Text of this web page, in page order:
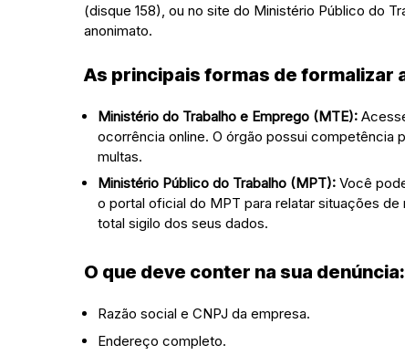
(disque 158), ou no site do Ministério Público do
anonimato.
As principais formas de formalizar
Ministério do Trabalho e Emprego (MTE):
ocorrência online. O órgão possui competência
multas.
Ministério Público do Trabalho (MPT): Você
o portal oficial do MPT para relatar situações
total sigilo dos seus dados.
O que deve conter na sua denúncia:
Razão social e CNPJ da empresa.
Endereço completo.